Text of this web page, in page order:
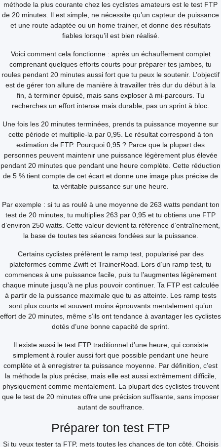
méthode la plus courante chez les cyclistes amateurs est le test FTP
de 20 minutes. Il est simple, ne nécessite qu’un capteur de puissance
et une route adaptée ou un home trainer, et donne des résultats
fiables lorsqu’il est bien réalisé.
Voici comment cela fonctionne : après un échauffement complet
comprenant quelques efforts courts pour préparer tes jambes, tu
roules pendant 20 minutes aussi fort que tu peux le soutenir. L’objectif
est de gérer ton allure de manière à travailler très dur du début à la
fin, à terminer épuisé, mais sans exploser à mi-parcours. Tu
recherches un effort intense mais durable, pas un sprint à bloc.
Une fois les 20 minutes terminées, prends ta puissance moyenne sur
cette période et multiplie-la par 0,95. Le résultat correspond à ton
estimation de FTP. Pourquoi 0,95 ? Parce que la plupart des
personnes peuvent maintenir une puissance légèrement plus élevée
pendant 20 minutes que pendant une heure complète. Cette réduction
de 5 % tient compte de cet écart et donne une image plus précise de
ta véritable puissance sur une heure.
Par exemple : si tu as roulé à une moyenne de 263 watts pendant ton
test de 20 minutes, tu multiplies 263 par 0,95 et tu obtiens une FTP
d’environ 250 watts. Cette valeur devient ta référence d’entraînement,
la base de toutes tes séances fondées sur la puissance.
Certains cyclistes préfèrent le ramp test, popularisé par des
plateformes comme Zwift et TrainerRoad. Lors d’un ramp test, tu
commences à une puissance facile, puis tu l’augmentes légèrement
chaque minute jusqu’à ne plus pouvoir continuer. Ta FTP est calculée
à partir de la puissance maximale que tu as atteinte. Les ramp tests
sont plus courts et souvent moins éprouvants mentalement qu’un
effort de 20 minutes, même s’ils ont tendance à avantager les cyclistes
dotés d’une bonne capacité de sprint.
Il existe aussi le test FTP traditionnel d’une heure, qui consiste
simplement à rouler aussi fort que possible pendant une heure
complète et à enregistrer ta puissance moyenne. Par définition, c’est
la méthode la plus précise, mais elle est aussi extrêmement difficile,
physiquement comme mentalement. La plupart des cyclistes trouvent
que le test de 20 minutes offre une précision suffisante, sans imposer
autant de souffrance.
Préparer ton test FTP
Si tu veux tester ta FTP, mets toutes les chances de ton côté. Choisis